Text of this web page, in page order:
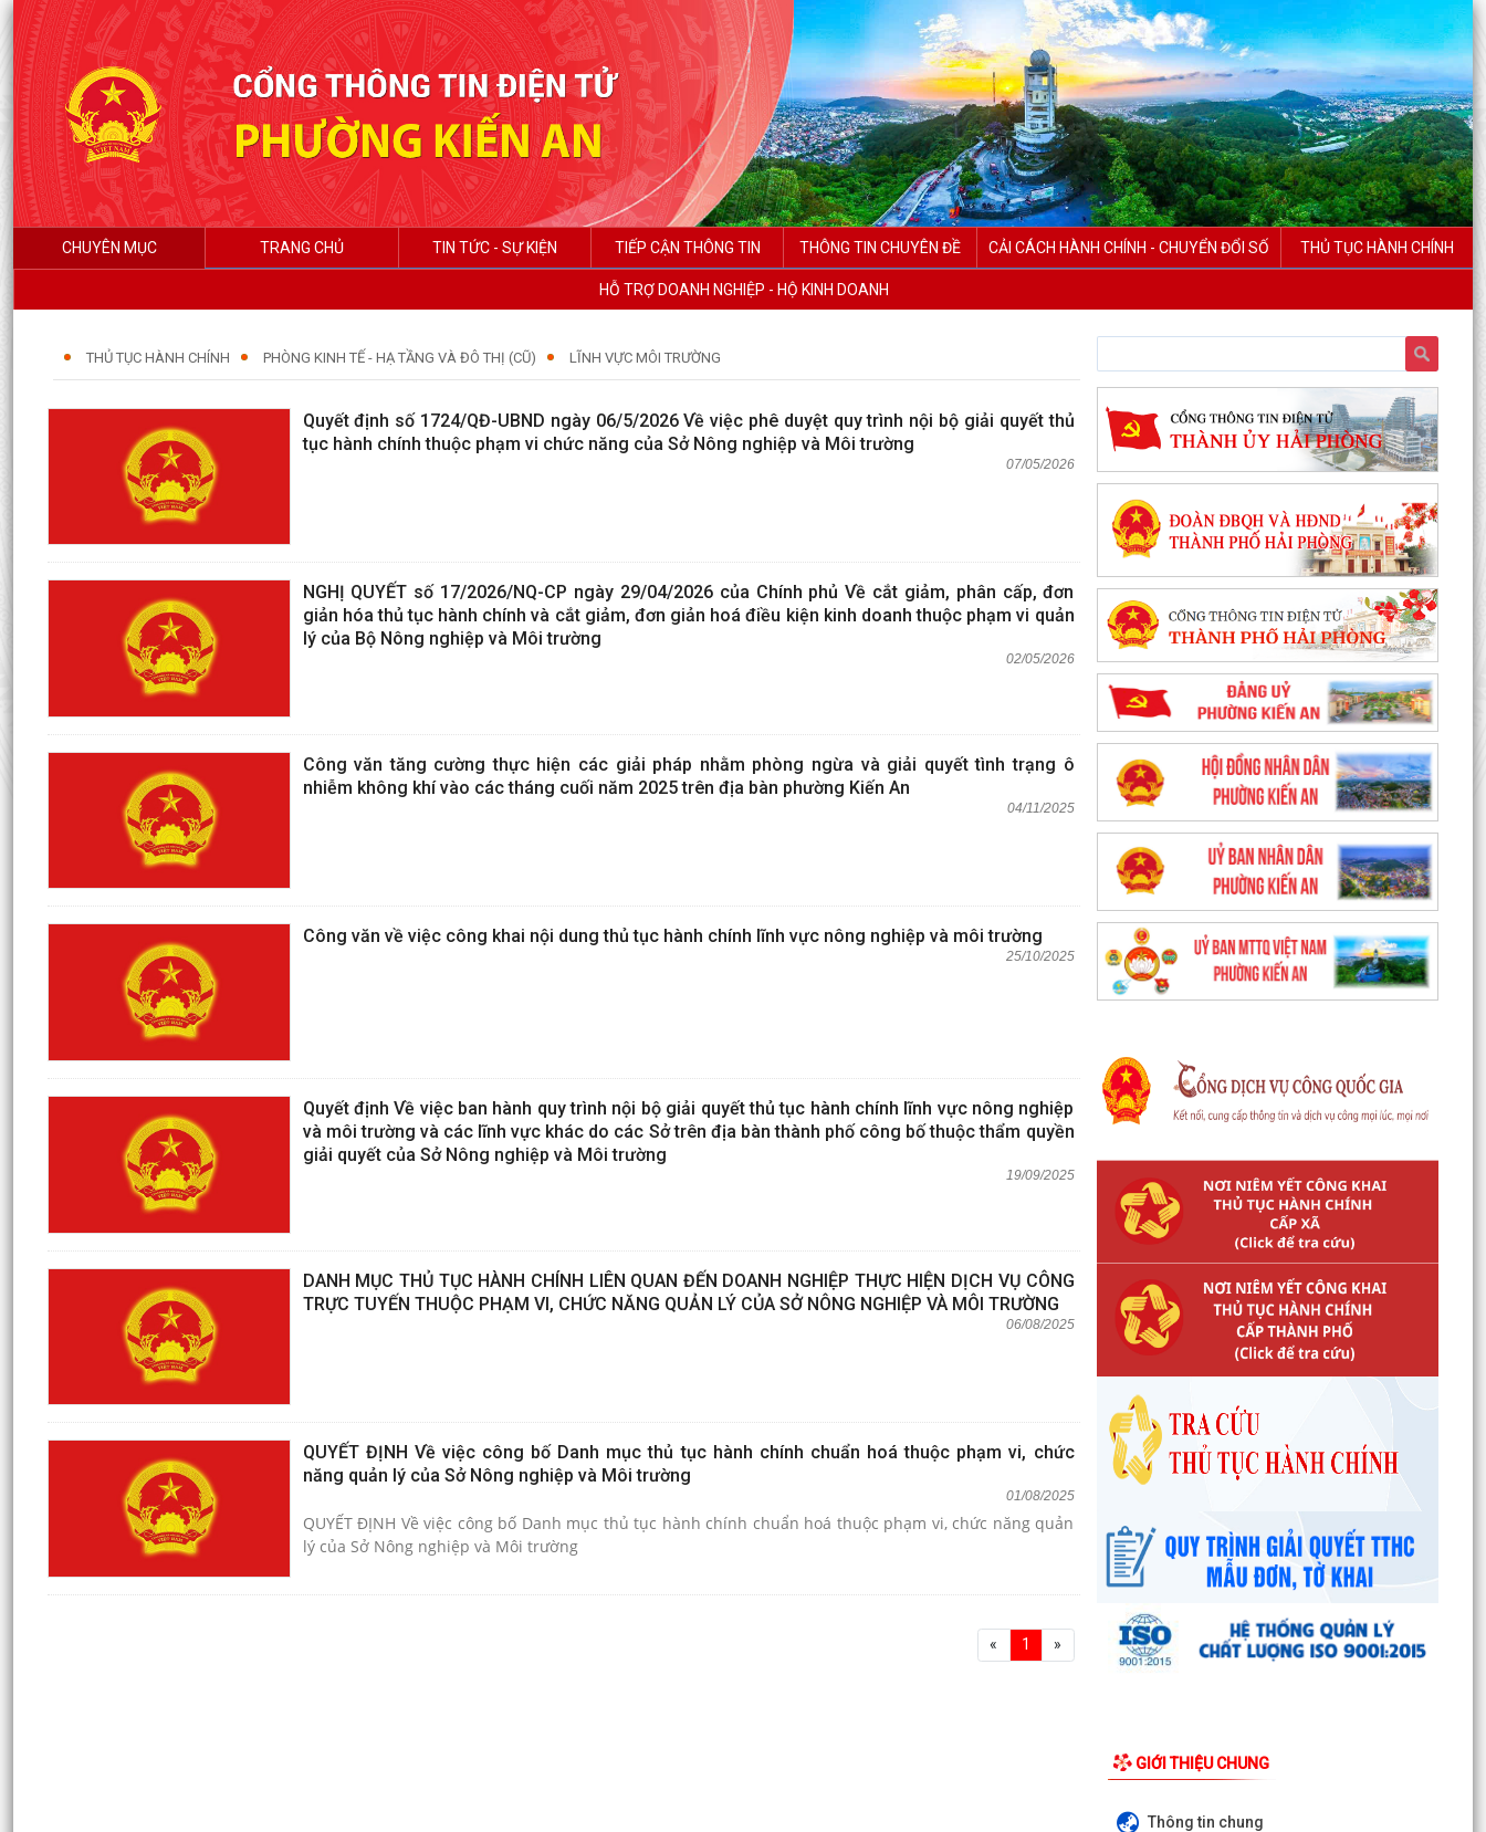
CHUYÊN MỤC TRANG CHỦ TIN TỨC - SỰ KIỆN TIẾP CẬN THÔNG TIN THÔNG TIN CHUYÊN ĐỀ CẢI CÁCH HÀNH CHÍNH - CHUYỂN ĐỔI SỐ THỦ TỤC HÀNH CHÍNH
HỖ TRỢ DOANH NGHIỆP - HỘ KINH DOANH
THỦ TỤC HÀNH CHÍNH PHÒNG KINH TẾ - HẠ TẦNG VÀ ĐÔ THỊ (CŨ) LĨNH VỰC MÔI TRƯỜNG
Quyết định số 1724/QĐ-UBND ngày 06/5/2026 Về việc phê duyệt quy trình nội bộ giải quyết thủ
tục hành chính thuộc phạm vi chức năng của Sở Nông nghiệp và Môi trường
07/05/2026
NGHỊ QUYẾT số 17/2026/NQ-CP ngày 29/04/2026 của Chính phủ Về cắt giảm, phân cấp, đơn
giản hóa thủ tục hành chính và cắt giảm, đơn giản hoá điều kiện kinh doanh thuộc phạm vi quản
lý của Bộ Nông nghiệp và Môi trường
02/05/2026
Công văn tăng cường thực hiện các giải pháp nhằm phòng ngừa và giải quyết tình trạng ô
nhiễm không khí vào các tháng cuối năm 2025 trên địa bàn phường Kiến An
04/11/2025
Công văn về việc công khai nội dung thủ tục hành chính lĩnh vực nông nghiệp và môi trường
25/10/2025
Quyết định Về việc ban hành quy trình nội bộ giải quyết thủ tục hành chính lĩnh vực nông nghiệp
và môi trường và các lĩnh vực khác do các Sở trên địa bàn thành phố công bố thuộc thẩm quyền
giải quyết của Sở Nông nghiệp và Môi trường
19/09/2025
DANH MỤC THỦ TỤC HÀNH CHÍNH LIÊN QUAN ĐẾN DOANH NGHIỆP THỰC HIỆN DỊCH VỤ CÔNG
TRỰC TUYẾN THUỘC PHẠM VI, CHỨC NĂNG QUẢN LÝ CỦA SỞ NÔNG NGHIỆP VÀ MÔI TRƯỜNG
06/08/2025
QUYẾT ĐỊNH Về việc công bố Danh mục thủ tục hành chính chuẩn hoá thuộc phạm vi, chức
năng quản lý của Sở Nông nghiệp và Môi trường
01/08/2025
QUYẾT ĐỊNH Về việc công bố Danh mục thủ tục hành chính chuẩn hoá thuộc phạm vi, chức năng quản
lý của Sở Nông nghiệp và Môi trường
« 1 »
GIỚI THIỆU CHUNG
Thông tin chung